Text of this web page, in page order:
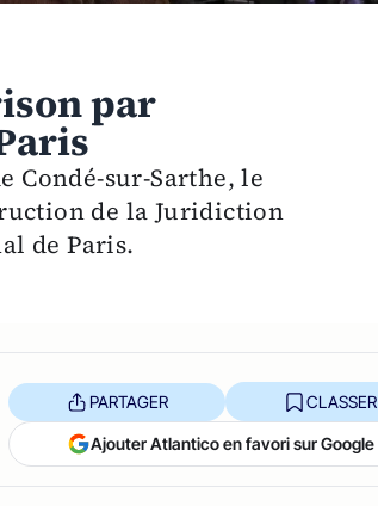
par
Condé-sur-Sarthe, le
de la Juridiction
de Paris.
PARTAGER CLASSER
Ajouter Atlantico en favori sur Google